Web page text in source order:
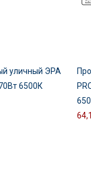
уличный ЭРА
6500К